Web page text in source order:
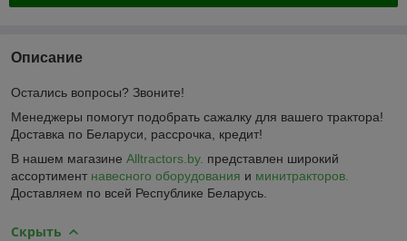
Описание
Остались вопросы? Звоните!
Менеджеры помогут подобрать сажалку для вашего трактора!
Доставка по Беларуси, рассрочка, кредит!
В нашем магазине Alltractors.by. представлен широкий
ассортимент навесного оборудования и минитракторов.
Доставляем по всей Республике Беларусь.
Скрыть